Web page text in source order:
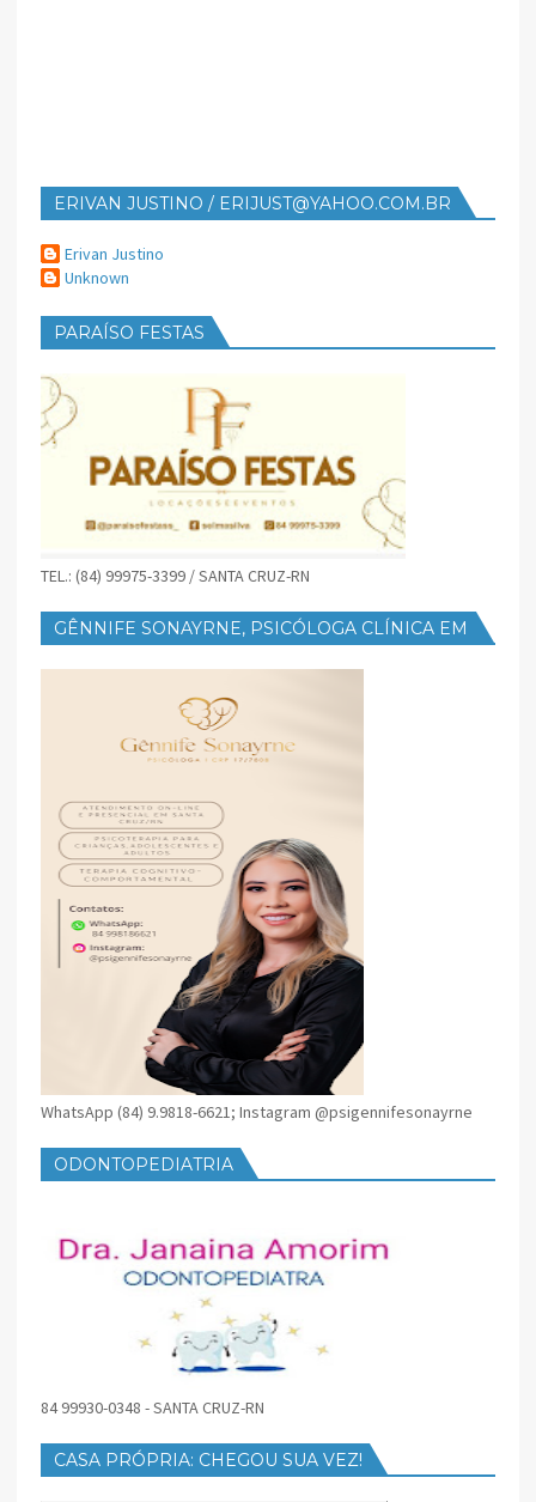
ERIVAN JUSTINO / ERIJUST@YAHOO.COM.BR
Erivan Justino
Unknown
PARAÍSO FESTAS
TEL.: (84) 99975-3399 / SANTA CRUZ-RN
GÊNNIFE SONAYRNE, PSICÓLOGA CLÍNICA EM
WhatsApp (84) 9.9818-6621; Instagram @psigennifesonayrne
ODONTOPEDIATRIA
84 99930-0348 - SANTA CRUZ-RN
CASA PRÓPRIA: CHEGOU SUA VEZ!